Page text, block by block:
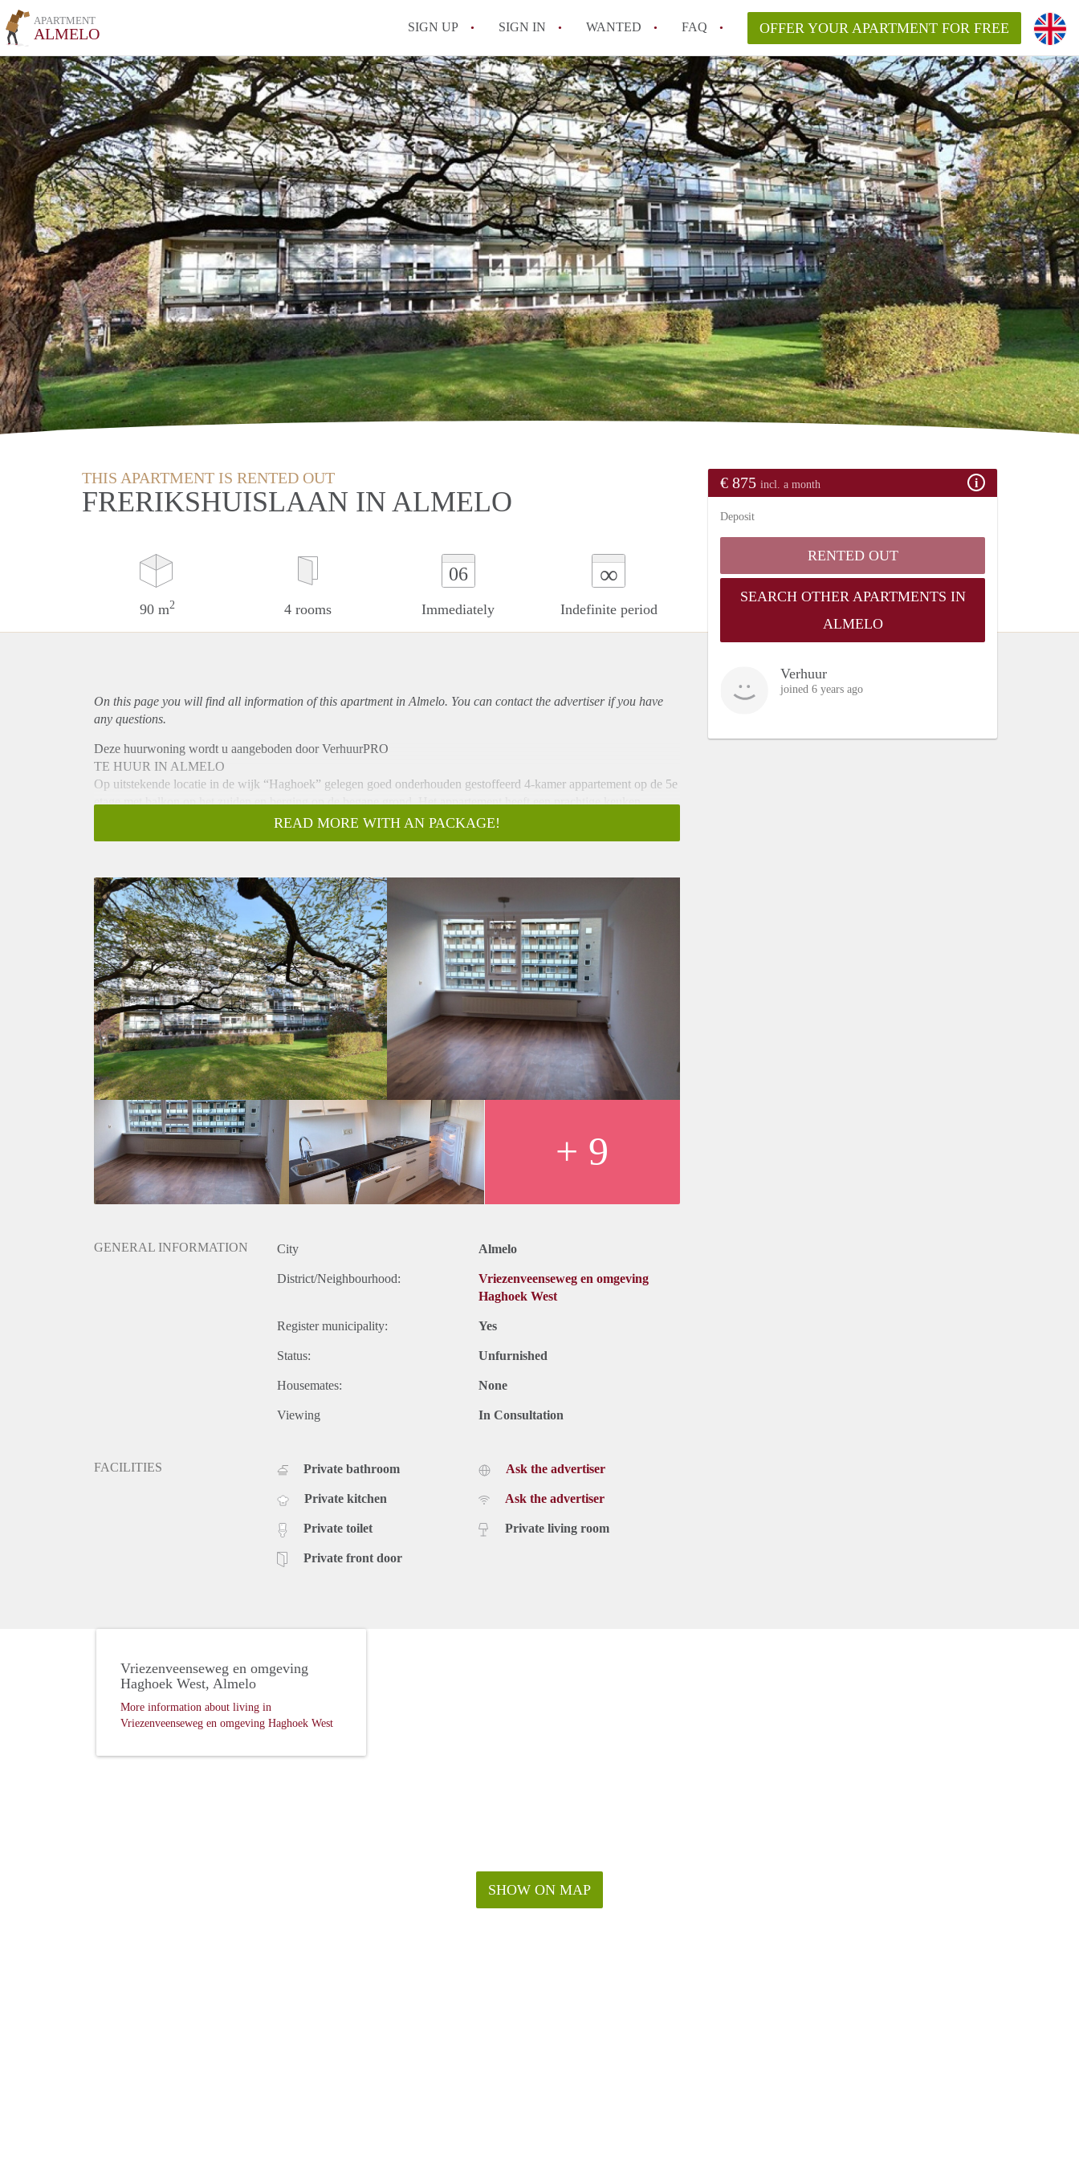
APARTMENT
ALMELO SIGN UP SIGN IN WANTED FAQ
All FAQs
OFFER YOUR APARTMENT FOR FREE
THIS APARTMENT IS RENTED OUT
FRERIKSHUISLAAN IN ALMELO
90 m2 4 rooms
06
Immediately
∞
Indefinite period
€ 875 incl. a month
Deposit
RENTED OUT
SEARCH OTHER APARTMENTS IN
ALMELO
Verhuur
joined 6 years ago
On this page you will find all information of this apartmentin Almelo. You can contact the advertiser if you have
any questions.
Deze huurwoning wordt u aangeboden door VerhuurPRO
TE HUUR IN ALMELO
Op uitstekende locatie in de wijk “Haghoek” gelegen goed onderhouden gestoffeerd 4-kamer appartement op de 5e
etage met balkon op het zuiden en berging op de begane grond. Het appartement heeft een prachtige keuken
Begane grond:
INDELING:
Entree, meterkast, toilet, keuken voorzien van inbouwapparatuur, C.V. opstelplaats, provisiekast, royale woonkamer
doorloop naar balkon gesitueerd op het zuiden. Tussenhal met 3 slaapkamers, badkamer voorzien van douche en
wastafel.
BIJZONDERHEDEN:
- Beschikbaar per 1 november 2021
- Huurprijs € 875,- per maand exclusief G/W/E
- Voor onbepaalde tijd te huur
- Waarborg 1 maand huur
- Minimale huurtermijn 12 maanden
Geïnteresseerd? Schrijf u in op www.verhuurpro.nl en stuur een mail naar almelo@verhuurpro.nl.
Deze advertentie op internet en op Facebook is slechts ter informatie en dus geheel vrijblijvend. Aan eventuele
onjuistheden kunnen geen rechten worden ontleend.
READ MORE WITH AN PACKAGE!
+ 9
GENERAL INFORMATION City Almelo
District/Neighbourhood:
Vriezenveenseweg en omgeving
Haghoek West
Register municipality: Yes
Status: Unfurnished
Housemates: None
Viewing In Consultation
FACILITIES Private bathroom
Private kitchen
Private toilet
Private front door
Ask the advertiser
Ask the advertiser
Private living room
SHOW ON MAP
Vriezenveenseweg en omgeving
Haghoek West, Almelo
More information about living in
Vriezenveenseweg en omgeving Haghoek West